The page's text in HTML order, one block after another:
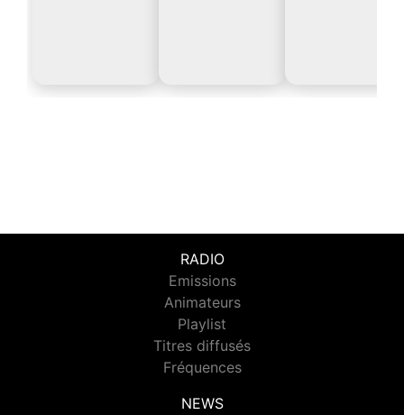
RADIO
Emissions
Animateurs
Playlist
Titres diffusés
Fréquences
NEWS